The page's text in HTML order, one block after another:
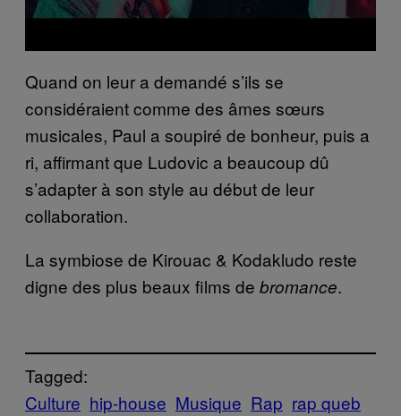
Quand on leur a demandé s’ils se
considéraient comme des âmes sœurs
musicales, Paul a soupiré de bonheur, puis a
ri, affirmant que Ludovic a beaucoup dû
s’adapter à son style au début de leur
collaboration.
La symbiose de Kirouac & Kodakludo reste
digne des plus beaux films de bromance.
Tagged:
Culture hip-house Musique Rap rap queb